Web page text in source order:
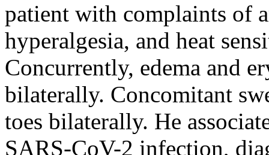
patient with complaints of
hyperalgesia, and heat
Concurrently, edema and
bilaterally. Concomitant
toes bilaterally. He
SARS-CoV-2 infection,